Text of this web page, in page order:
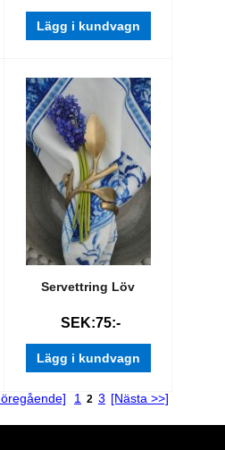
Lägg i kundvagn
Servettring Löv
SEK:75:-
Lägg i kundvagn
1 2 3 [Nästa >>]